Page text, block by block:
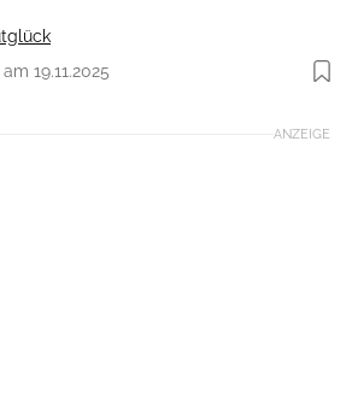
19.11.2025
Foto: Robert Niedring
ANZEIGE